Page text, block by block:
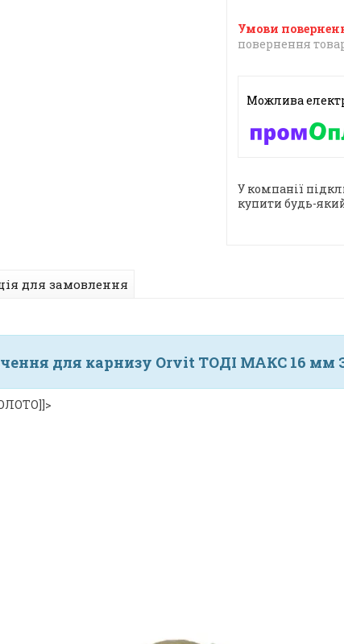
повернення
У компанії
купити будь-
для замовлення
для карнизу Orvit ТОДІ МАКС 16 мм